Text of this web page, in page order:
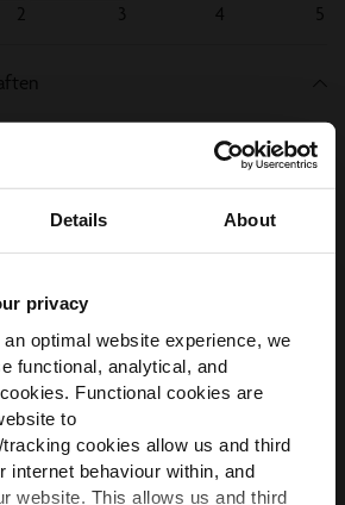
Details About
privacy
optimal website experience, we
functional, analytical, and
Functional cookies are
to
cookies allow us and third
internet behaviour within, and
website. This allows us and third
2 3 4 5
ETWAS FÜR
DICH!
O’Neill-Community und
% Rabattauf deine erste
— plus exklusive Angebote.